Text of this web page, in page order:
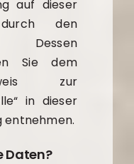
auf dieser
den
Dessen
Sie dem
zur
in dieser
entnehmen.
Daten?